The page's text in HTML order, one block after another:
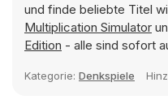
und finde beliebte Titel
Multiplication Simulator
Edition - alle sind sofort
Kategorie: Denkspiele